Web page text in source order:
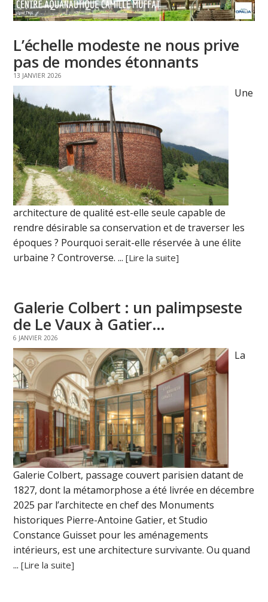
L’échelle modeste ne nous prive
pas de mondes étonnants
13 JANVIER 2026
Une
architecture de qualité est-elle seule capable de
rendre désirable sa conservation et de traverser les
époques ? Pourquoi serait-elle réservée à une élite
urbaine ? Controverse. ...[Lire la suite]
Galerie Colbert : un palimpseste
de Le Vaux à Gatier…
6 JANVIER 2026
La
Galerie Colbert, passage couvert parisien datant de
1827, dont la métamorphose a été livrée en décembre
2025 par l’architecte en chef des Monuments
historiques Pierre-Antoine Gatier, et Studio
Constance Guisset pour les aménagements
intérieurs, est une architecture survivante. Ou quand
...[Lire la suite]